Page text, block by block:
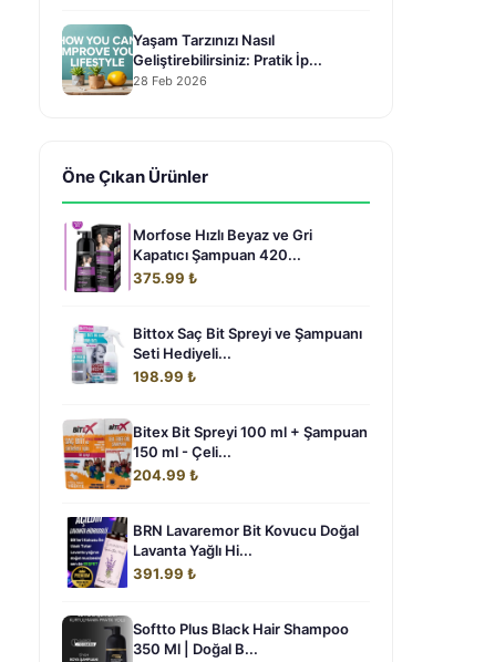
Yaşam Tarzınızı Nasıl
Geliştirebilirsiniz: Pratik İp...
28 Feb 2026
Öne Çıkan Ürünler
Morfose Hızlı Beyaz ve Gri
Kapatıcı Şampuan 420...
375.99 ₺
Bittox Saç Bit Spreyi ve Şampuanı
Seti Hediyeli...
198.99 ₺
Bitex Bit Spreyi 100 ml + Şampuan
150 ml - Çeli...
204.99 ₺
BRN Lavaremor Bit Kovucu Doğal
Lavanta Yağlı Hi...
391.99 ₺
Softto Plus Black Hair Shampoo
350 Ml | Doğal B...